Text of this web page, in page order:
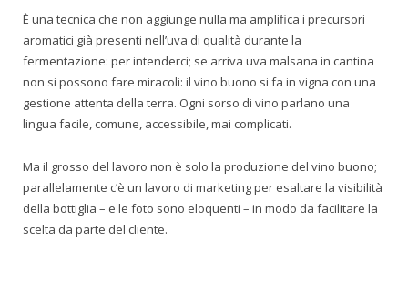
È una tecnica che non aggiunge nulla ma amplifica i precursori
aromatici già presenti nell’uva di qualità durante la
fermentazione: per intenderci; se arriva uva malsana in cantina
non si possono fare miracoli: il vino buono si fa in vigna con una
gestione attenta della terra. Ogni sorso di vino parlano una
lingua facile, comune, accessibile, mai complicati.
Ma il grosso del lavoro non è solo la produzione del vino buono;
parallelamente c’è un lavoro di marketing per esaltare la visibilità
della bottiglia – e le foto sono eloquenti – in modo da facilitare la
scelta da parte del cliente.